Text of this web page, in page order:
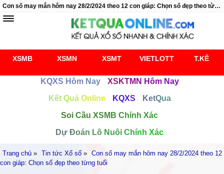
Con số may mắn hôm nay 28/2/2024 theo 12 con giáp: Chọn số đẹp theo từng tuổi
XSMB XSMN XSMT VIETLOTT T.KÊ
KQXS Hôm Nay
XSKTMN Hôm Nay
Kết Quả Online
KQXS
KetQua
Soi Cầu XSMB Chính Xác
Dự Đoán Lô Nuôi Chính Xác
Trang chủ » Tin tức Xổ số » Con số may mắn hôm nay 28/2/2024 theo 12
con giáp: Chọn số đẹp theo từng tuổi